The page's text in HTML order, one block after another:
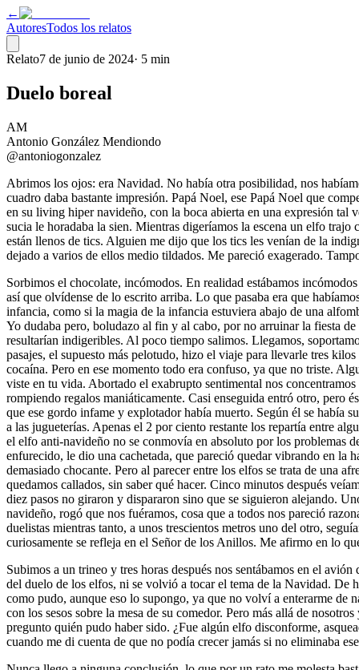
←
AutoresTodos los relatos
Relato7 de junio de 2024· 5 min
Duelo boreal
AM
Antonio González Mendiondo
@antoniogonzalez
Abrimos los ojos: era Navidad. No había otra posibilidad, nos
cuadro daba bastante impresión. Papá Noel, ese Papá Noel que
en su living hiper navideño, con la boca abierta en una expresión tal
sucia le horadaba la sien. Mientras digeríamos la escena un elfo
están llenos de tics. Alguien me dijo que los tics les venían de la
dejado a varios de ellos medio tildados. Me pareció exagerado.
Sorbimos el chocolate, incómodos. En realidad estábamos
así que olvídense de lo escrito arriba. Lo que pasaba era que
infancia, como si la magia de la infancia estuviera abajo de una
Yo dudaba pero, boludazo al fin y al cabo, por no arruinar la fiesta
resultarían indigeribles. Al poco tiempo salimos. Llegamos,
pasajes, el supuesto más pelotudo, hizo el viaje para llevarle tres
cocaína. Pero en ese momento todo era confuso, ya que no triste.
viste en tu vida. Abortado el exabrupto sentimental nos
rompiendo regalos maniáticamente. Casi enseguida entró otro, pero
que ese gordo infame y explotador había muerto. Según él se había
a las jugueterías. Apenas el 2 por ciento restante los repartía entre
el elfo anti-navideño no se conmovía en absoluto por los problemas
enfurecido, le dio una cachetada, que pareció quedar vibrando en la
demasiado chocante. Pero al parecer entre los elfos se trata de una
quedamos callados, sin saber qué hacer. Cinco minutos después
diez pasos no giraron y dispararon sino que se siguieron alejando.
navideño, rogó que nos fuéramos, cosa que a todos nos pareció
duelistas mientras tanto, a unos trescientos metros uno del otro,
curiosamente se refleja en el Señor de los Anillos. Me afirmo en lo
Subimos a un trineo y tres horas después nos sentábamos en el
del duelo de los elfos, ni se volvió a tocar el tema de la Navidad. De
como pudo, aunque eso lo supongo, ya que no volví a enterarme de
con los sesos sobre la mesa de su comedor. Pero más allá de
pregunto quién pudo haber sido. ¿Fue algún elfo disconforme,
cuando me di cuenta de que no podía crecer jamás si no eliminaba